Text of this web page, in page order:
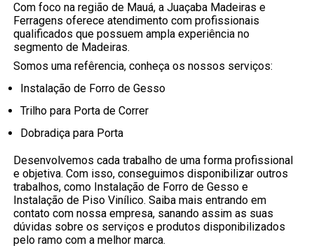
Com foco na região de Mauá, a Juaçaba Madeiras e
Ferragens oferece atendimento com profissionais
qualificados que possuem ampla experiência no
segmento de Madeiras.
Somos uma refêrencia, conheça os nossos serviços:
Instalação de Forro de Gesso
Trilho para Porta de Correr
Dobradiça para Porta
Desenvolvemos cada trabalho de uma forma profissional
e objetiva. Com isso, conseguimos disponibilizar outros
trabalhos, como Instalação de Forro de Gesso e
Instalação de Piso Vinílico. Saiba mais entrando em
contato com nossa empresa, sanando assim as suas
dúvidas sobre os serviços e produtos disponibilizados
pelo ramo com a melhor marca.